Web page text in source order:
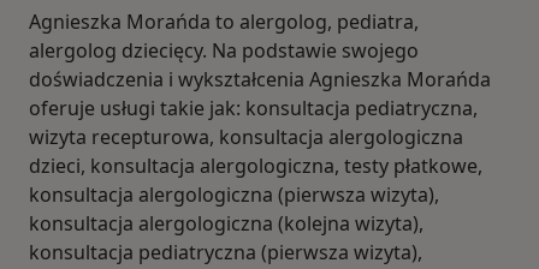
Agnieszka Morańda to alergolog, pediatra,
alergolog dziecięcy. Na podstawie swojego
doświadczenia i wykształcenia Agnieszka Morańda
oferuje usługi takie jak: konsultacja pediatryczna,
wizyta recepturowa, konsultacja alergologiczna
dzieci, konsultacja alergologiczna, testy płatkowe,
konsultacja alergologiczna (pierwsza wizyta),
konsultacja alergologiczna (kolejna wizyta),
konsultacja pediatryczna (pierwsza wizyta),